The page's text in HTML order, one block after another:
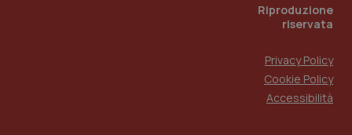
Riproduzione
riservata
Privacy Policy
Cookie Policy
Accessibilità
Scadenza
Scadenza